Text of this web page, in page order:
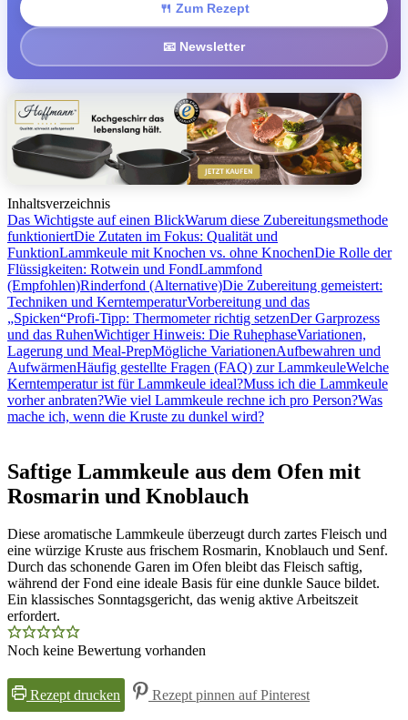
🍴 Zum Rezept
📧 Newsletter
Inhaltsverzeichnis
Das Wichtigste auf einen BlickWarum diese Zubereitungsmethode
funktioniertDie Zutaten im Fokus: Qualität und
FunktionLammkeule mit Knochen vs. ohne KnochenDie Rolle der
Flüssigkeiten: Rotwein und FondLammfond
(Empfohlen)Rinderfond (Alternative)Die Zubereitung gemeistert:
Techniken und KerntemperaturVorbereitung und das
„Spicken“Profi-Tipp: Thermometer richtig setzenDer Garprozess
und das RuhenWichtiger Hinweis: Die RuhephaseVariationen,
Lagerung und Meal-PrepMögliche VariationenAufbewahren und
AufwärmenHäufig gestellte Fragen (FAQ) zur LammkeuleWelche
Kerntemperatur ist für Lammkeule ideal?Muss ich die Lammkeule
vorher anbraten?Wie viel Lammkeule rechne ich pro Person?Was
mache ich, wenn die Kruste zu dunkel wird?
Saftige Lammkeule aus dem Ofen mit
Rosmarin und Knoblauch
Diese aromatische Lammkeule überzeugt durch zartes Fleisch und
eine würzige Kruste aus frischem Rosmarin, Knoblauch und Senf.
Durch das schonende Garen im Ofen bleibt das Fleisch saftig,
während der Fond eine ideale Basis für eine dunkle Sauce bildet.
Ein klassisches Sonntagsgericht, das wenig aktive Arbeitszeit
erfordert.
Noch keine Bewertung vorhanden
Rezept drucken Rezept pinnen auf Pinterest